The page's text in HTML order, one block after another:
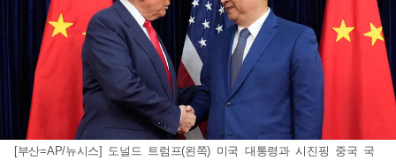
[부산=AP/뉴시스] 도널드 트럼프(왼쪽) 미국 대통령과 시진핑 중국 국